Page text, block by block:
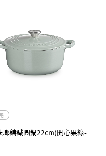
瑯鑄鐵圓鍋22cm(開心果綠-